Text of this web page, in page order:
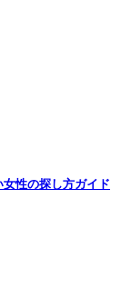
性の探し方ガイド